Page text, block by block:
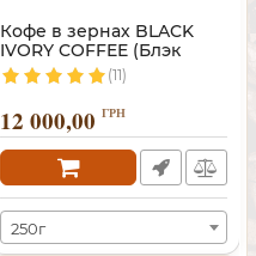
Кофе в зернах BLACK
IVORY COFFEE (Блэк
Айвори)
(11)
12 000,00 ГРН
250г